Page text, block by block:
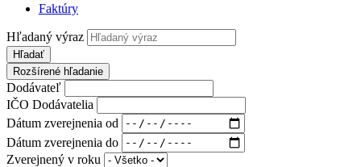
Faktúry
Hľadaný výraz
Hľadať
Rozšírené hľadanie
Dodávateľ
IČO Dodávatelia
Dátum zverejnenia od
Dátum zverejnenia do
Zverejnený v roku